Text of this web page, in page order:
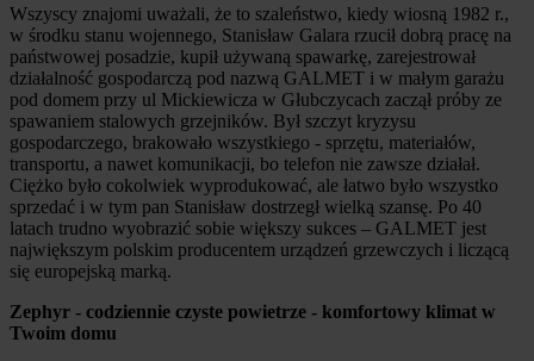
Wszyscy znajomi uważali, że to szaleństwo, kiedy wiosną 1982 r.,
w środku stanu wojennego, Stanisław Galara rzucił dobrą pracę na
państwowej posadzie, kupił używaną spawarkę, zarejestrował
działalność gospodarczą pod nazwą GALMET i w małym garażu
pod domem przy ul Mickiewicza w Głubczycach zaczął próby ze
spawaniem stalowych grzejników. Był szczyt kryzysu
gospodarczego, brakowało wszystkiego - sprzętu, materiałów,
transportu, a nawet komunikacji, bo telefon nie zawsze działał.
Ciężko było cokolwiek wyprodukować, ale łatwo było wszystko
sprzedać i w tym pan Stanisław dostrzegł wielką szansę. Po 40
latach trudno wyobrazić sobie większy sukces – GALMET jest
największym polskim producentem urządzeń grzewczych i liczącą
się europejską marką.
Zephyr - codziennie czyste powietrze - komfortowy klimat w
Twoim domu